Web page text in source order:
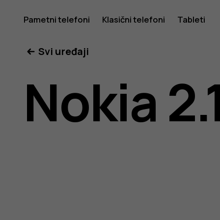
Nokia
2.1
uputstvo
Pametni telefoni Klasični telefoni Tableti
Svi uređaji
Nokia